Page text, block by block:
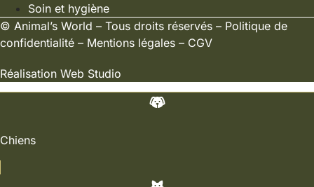
Soin et hygiène
© Animal’s World – Tous droits réservés – Politique de
confidentialité – Mentions légales – CGV
Réalisation Web Studio
Chiens